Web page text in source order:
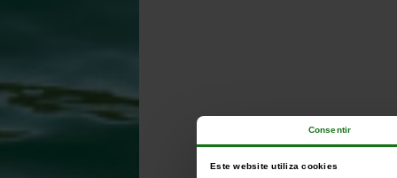
Consentir
Este website utiliza cookies